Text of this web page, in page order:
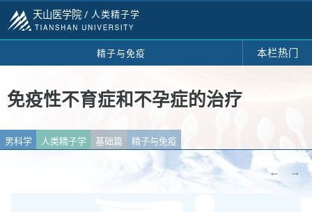
天山医学院 / 人类精子学
精子与免疫 本栏热门
免疫性不育症和不孕症的治疗
男科学 人类精子学 基础篇 精子与免疫
← →